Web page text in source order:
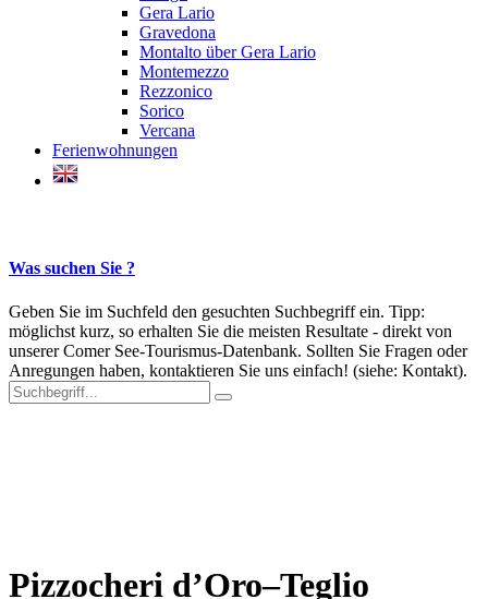
Gera Lario
Gravedona
Montalto über Gera Lario
Montemezzo
Rezzonico
Sorico
Vercana
Ferienwohnungen
Was suchen Sie ?
Geben Sie im Suchfeld den gesuchten Suchbegriff ein. Tipp:
möglichst kurz, so erhalten Sie die meisten Resultate - direkt von
unserer Comer See-Tourismus-Datenbank. Sollten Sie Fragen oder
Anregungen haben, kontaktieren Sie uns einfach! (siehe: Kontakt).
Pizzocheri d’Oro–Teglio